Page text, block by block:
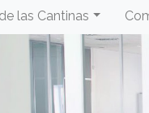
las Cantinas